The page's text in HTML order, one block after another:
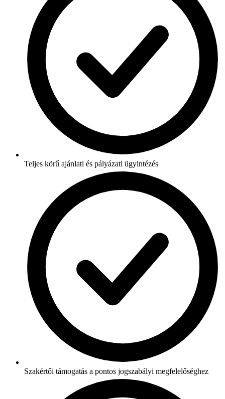
Teljes körű ajánlati és pályázati ügyintézés
Szakértői támogatás a pontos jogszabályi megfelelőséghez